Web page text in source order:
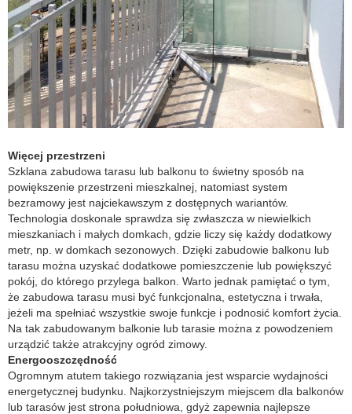
Więcej przestrzeni
Szklana zabudowa tarasu lub balkonu to świetny sposób na
powiększenie przestrzeni mieszkalnej, natomiast system
bezramowy jest najciekawszym z dostępnych wariantów.
Technologia doskonale sprawdza się zwłaszcza w niewielkich
mieszkaniach i małych domkach, gdzie liczy się każdy dodatkowy
metr, np. w domkach sezonowych. Dzięki zabudowie balkonu lub
tarasu można uzyskać dodatkowe pomieszczenie lub powiększyć
pokój, do którego przylega balkon. Warto jednak pamiętać o tym,
że zabudowa tarasu musi być funkcjonalna, estetyczna i trwała,
jeżeli ma spełniać wszystkie swoje funkcje i podnosić komfort życia.
Na tak zabudowanym balkonie lub tarasie można z powodzeniem
urządzić także atrakcyjny ogród zimowy.
Energooszczędność
Ogromnym atutem takiego rozwiązania jest wsparcie wydajności
energetycznej budynku. Najkorzystniejszym miejscem dla balkonów
lub tarasów jest strona południowa, gdyż zapewnia najlepsze